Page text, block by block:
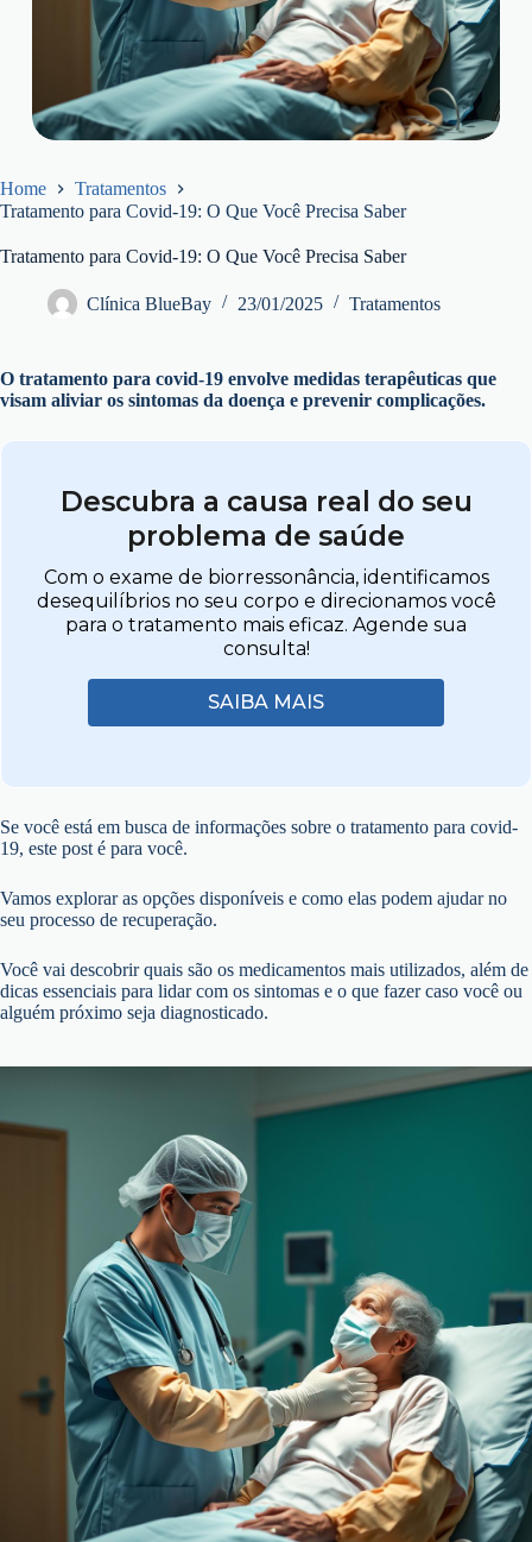
Home
Tratamentos
Tratamento para Covid-19: O Que Você Precisa Saber
Tratamento para Covid-19: O Que Você Precisa Saber
Clínica BlueBay 23/01/2025 Tratamentos
O tratamento para covid-19 envolve medidas terapêuticas que
visam aliviar os sintomas da doença e prevenir complicações.
Descubra a causa real do seu
problema de saúde
Com o exame de biorressonância, identificamos
desequilíbrios no seu corpo e direcionamos você
para o tratamento mais eficaz. Agende sua
consulta!
SAIBA MAIS
Se você está em busca de informações sobre o tratamento para covid-
19, este post é para você.
Vamos explorar as opções disponíveis e como elas podem ajudar no
seu processo de recuperação.
Você vai descobrir quais são os medicamentos mais utilizados, além de
dicas essenciais para lidar com os sintomas e o que fazer caso você ou
alguém próximo seja diagnosticado.